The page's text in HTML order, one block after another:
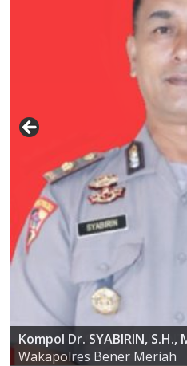
AKBP ARIS CAI DWI
Kapolres Bener Meriah
Kompol Dr. SYABIRIN, S.H.,